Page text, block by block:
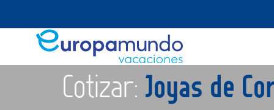
Cotizar: Joyas de